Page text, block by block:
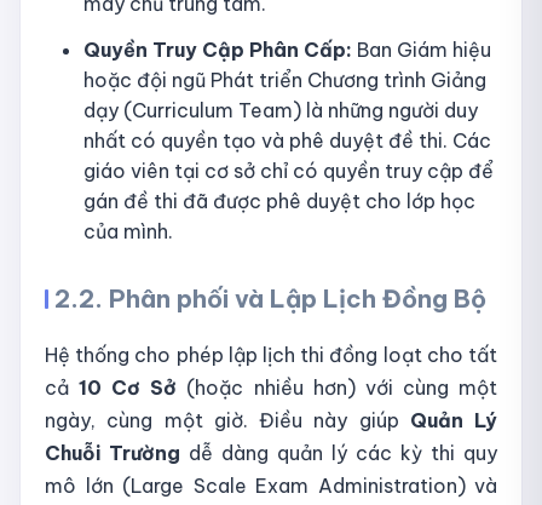
Quyền Truy Cập Phân Cấp: Ban Giám hiệu
hoặc đội ngũ Phát triển Chương trình Giảng
dạy (Curriculum Team) là những người duy
nhất có quyền tạo và phê duyệt đề thi. Các
giáo viên tại cơ sở chỉ có quyền truy cập để
gán đề thi đã được phê duyệt cho lớp học
của mình.
2.2. Phân phối và Lập Lịch Đồng Bộ
Hệ thống cho phép lập lịch thi đồng loạt cho tất
cả10 Cơ Sở (hoặc nhiều hơn) với cùng một
ngày, cùng một giờ. Điều này giúp Quản Lý
Chuỗi Trường dễ dàng quản lý các kỳ thi quy
mô lớn (Large Scale Exam Administration) và